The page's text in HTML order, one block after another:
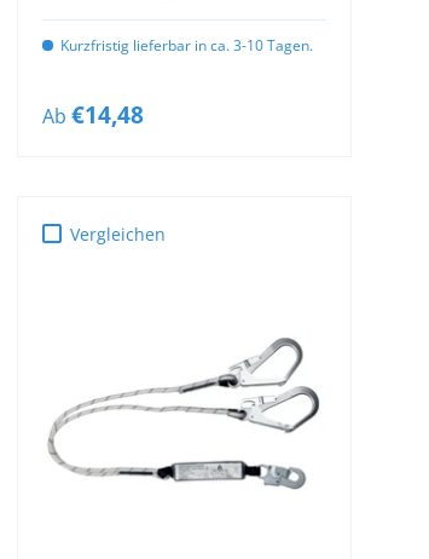
Kurzfristig lieferbar in ca. 3-10 Tagen.
Ab €14,48
Vergleichen